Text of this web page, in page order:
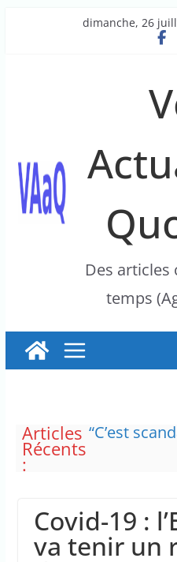
dimanche, 26
Des
temps
Articles
Récents
:
“C’est
Des
différentes
ont été
Covid-19 :
va tenir un